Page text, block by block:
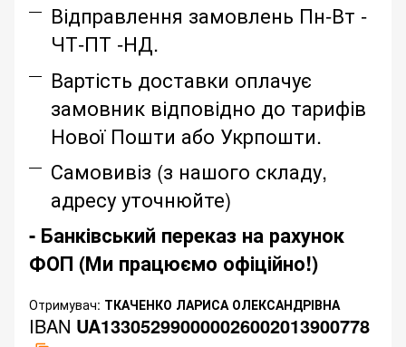
Відправлення замовлень Пн-Вт -
ЧТ-ПТ -НД.
Вартість доставки оплачує
замовник відповідно до тарифів
Нової Пошти або Укрпошти.
Самовивіз (з нашого складу,
адресу уточнюйте)
- Банківський переказ на рахунок
ФОП (Ми працюємо офіційно!)
Отримувач: ТКАЧЕНКО ЛАРИСА ОЛЕКСАНДРІВНА
IBAN UA133052990000026002013900778